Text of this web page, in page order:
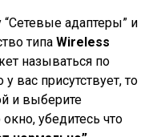
“Сетевые адаптеры” и
типаWireless
называться по
вас присутствует, то
и выберите
убедитесь что